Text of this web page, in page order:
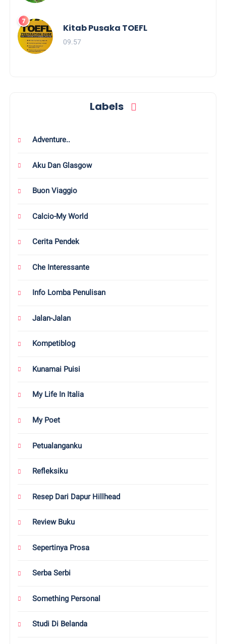
Kitab Pusaka TOEFL
09.57
Labels
Adventure..
Aku Dan Glasgow
Buon Viaggio
Calcio-My World
Cerita Pendek
Che Interessante
Info Lomba Penulisan
Jalan-Jalan
Kompetiblog
Kunamai Puisi
My Life In Italia
My Poet
Petualanganku
Refleksiku
Resep Dari Dapur Hillhead
Review Buku
Sepertinya Prosa
Serba Serbi
Something Personal
Studi Di Belanda